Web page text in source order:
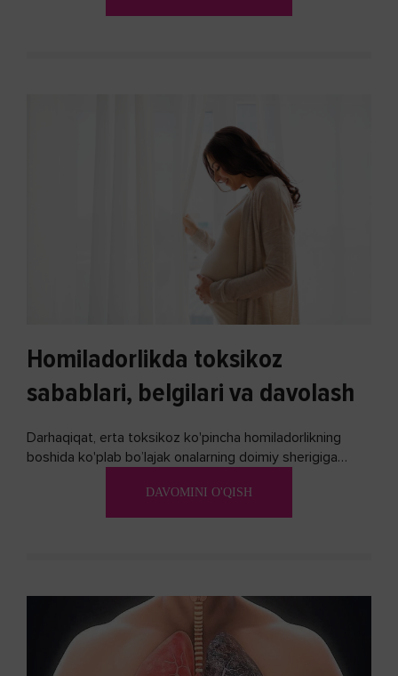
Homiladorlikda toksikoz
sabablari, belgilari va davolash
Darhaqiqat, erta toksikoz ko'pincha homiladorlikning
boshida ko'plab bo’lajak onalarning doimiy sherigiga
biron bir usuli bormi?DAVOMINI O'QISH